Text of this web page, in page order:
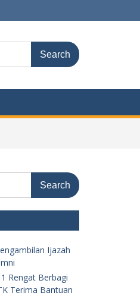
Ijazah
Rengat Berbagi
Terima Bantuan